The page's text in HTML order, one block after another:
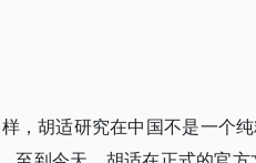
胡适研究在中国不是一个纯